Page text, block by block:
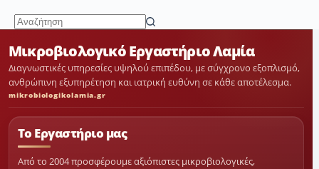
results
Μικροβιολογικό Εργαστήριο Λαμία
Διαγνωστικές υπηρεσίες υψηλού επιπέδου, με σύγχρονο εξοπλισμό,
ανθρώπινη εξυπηρέτηση και ιατρική ευθύνη σε κάθε αποτέλεσμα.
mikrobiologikolamia.gr
Το Εργαστήριο μας
Από το 2004 προσφέρουμε αξιόπιστες μικροβιολογικές,